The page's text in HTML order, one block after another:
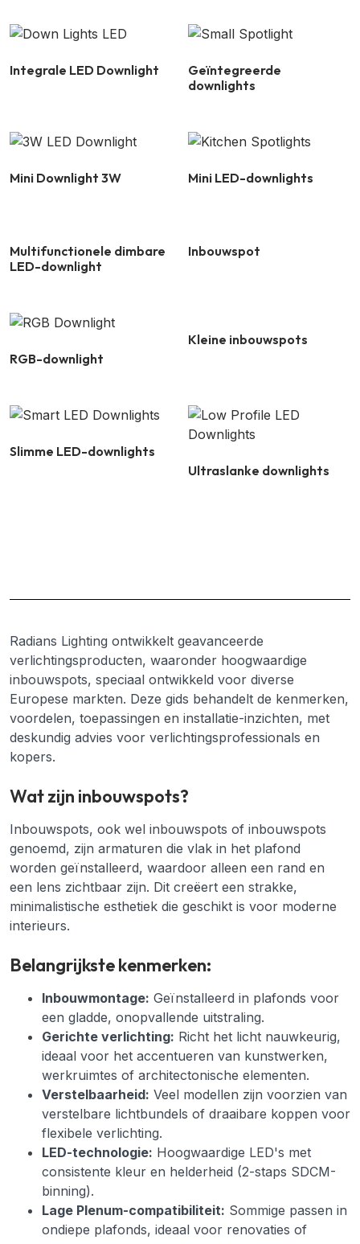
Integrale LED Downlight
Geïntegreerde
downlights
Mini Downlight 3W Mini LED-downlights
Multifunctionele dimbare
LED-downlight
Inbouwspot
RGB-downlight
Kleine inbouwspots
Slimme LED-downlights
Ultraslanke downlights
Radians Lighting ontwikkelt geavanceerde
verlichtingsproducten, waaronder hoogwaardige
inbouwspots, speciaal ontwikkeld voor diverse
Europese markten. Deze gids behandelt de kenmerken,
voordelen, toepassingen en installatie-inzichten, met
deskundig advies voor verlichtingsprofessionals en
kopers.
Wat zijn inbouwspots?
Inbouwspots, ook wel inbouwspots of inbouwspots
genoemd, zijn armaturen die vlak in het plafond
worden geïnstalleerd, waardoor alleen een rand en
een lens zichtbaar zijn. Dit creëert een strakke,
minimalistische esthetiek die geschikt is voor moderne
interieurs.
Belangrijkste kenmerken:
Inbouwmontage: Geïnstalleerd in plafonds voor
een gladde, onopvallende uitstraling.
Gerichte verlichting: Richt het licht nauwkeurig,
ideaal voor het accentueren van kunstwerken,
werkruimtes of architectonische elementen.
Verstelbaarheid: Veel modellen zijn voorzien van
verstelbare lichtbundels of draaibare koppen voor
flexibele verlichting.
LED-technologie: Hoogwaardige LED's met
consistente kleur en helderheid (2-staps SDCM-
binning).
Lage Plenum-compatibiliteit: Sommige passen in
ondiepe plafonds, ideaal voor renovaties of